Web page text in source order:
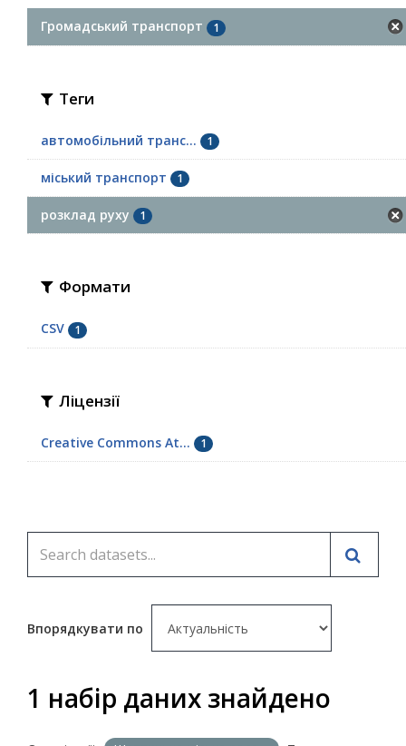
Громадський транспорт 1
Теги
автомобільний транс... 1
міський транспорт 1
розклад руху 1
Формати
CSV 1
Ліцензії
Creative Commons At... 1
Впорядкувати по
1 набір даних знайдено